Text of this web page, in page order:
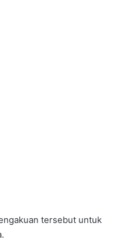
tersebut untuk